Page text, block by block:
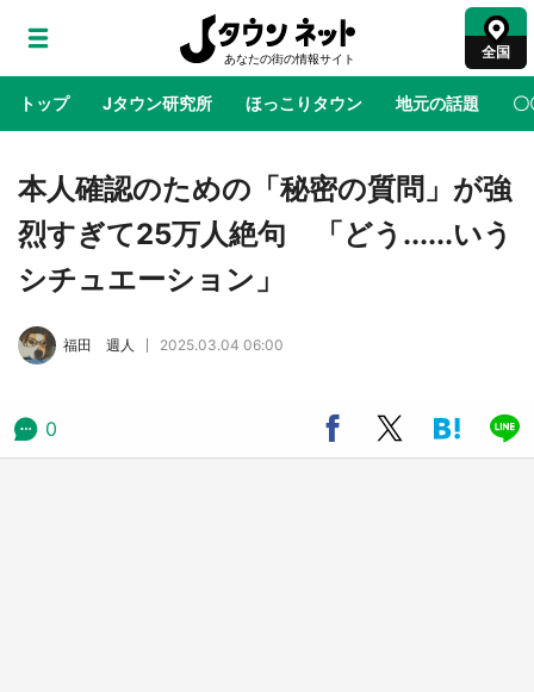
全国
トップ Jタウン研究所 ほっこりタウン 地元の話題 〇
地域×二次元 絶景 あの時はありがとう 物語がはじ
鳥取・境港「ゲゲゲの妖怪楽園」限定だった鬼
太郎グッズ買える 銀座・博品館TOY PARKへ
本人確認のための「秘密の質問」が強
烈すぎて25万人絶句 「どう......いう
シチュエーション」
福田 週人 2025.03.04 06:00
0